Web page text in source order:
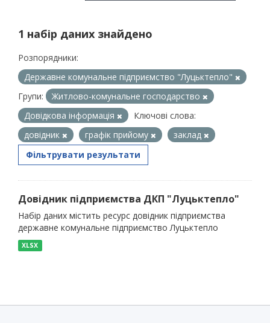
1 набір даних знайдено
Розпорядники:
Державне комунальне підприємство "Луцьктепло"
Групи:
Житлово-комунальне господарство
Довідкова інформація
Ключові слова:
довідник
графік прийому
заклад
Фільтрувати результати
Довідник підприємства ДКП "Луцьктепло"
Набір даних містить ресурс довідник підприємства
державне комунальне підприємство Луцьктепло
XLSX